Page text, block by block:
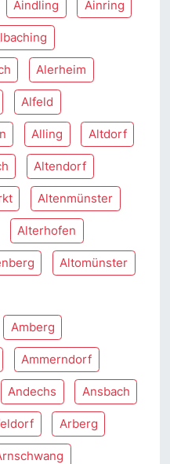
Aindling Ainring
Alerheim
Alfeld
Alling Altdorf
Altendorf
Altenmünster
Alterhofen
Altomünster
Amberg
Ammerndorf
Andechs Ansbach
Arberg